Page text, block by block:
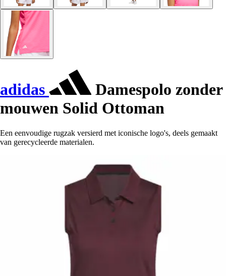
adidas
Damespolo zonder
mouwen Solid Ottoman
Een eenvoudige rugzak versierd met iconische logo's, deels gemaakt
van gerecycleerde materialen.